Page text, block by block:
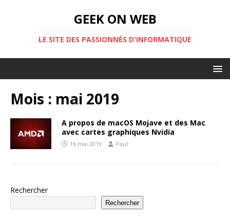
GEEK ON WEB
LE SITE DES PASSIONNÉS D'INFORMATIQUE
Mois : mai 2019
A propos de macOS Mojave et des Mac
avec cartes graphiques Nvidia
16 mai 2019 Paul
Rechercher
Rechercher